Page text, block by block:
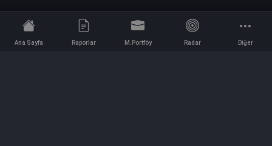
Ana Sayfa Raporlar M.Portföy Radar Diğer